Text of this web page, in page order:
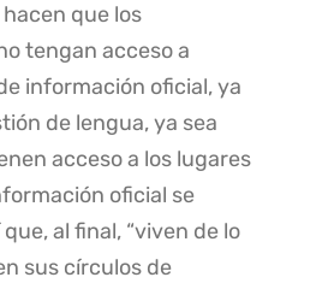
que los
tengan acceso a
información oficial, ya
de lengua, ya sea
acceso a los lugares
oficial se
al final, “viven de lo
sus círculos de